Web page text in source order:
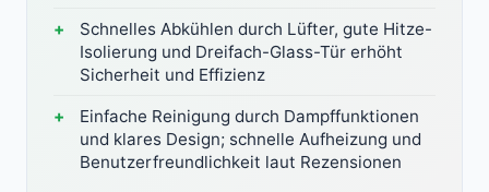
Schnelles Abkühlen durch Lüfter, gute Hitze-
Isolierung und Dreifach-Glass-Tür erhöht
Sicherheit und Effizienz
Einfache Reinigung durch Dampffunktionen
und klares Design; schnelle Aufheizung und
Benutzerfreundlichkeit laut Rezensionen